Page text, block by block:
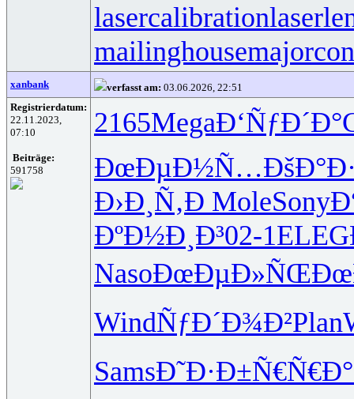
lasercalibration
mailinghouse
xanbank verfasst am: 03.06.2026, 22:51
Registrierdatum:
22.11.2023,
07:10
Beiträge:
591758
2165MegaÐ‘ÑƒÐ´Ð°
ÐœÐµÐ½Ñ…
Ð›Ð¸Ñ‚Ð MoleSony
ÐºÐ½Ð¸Ð³02-1ELEG
NasoÐœÐµÐ»ÑŒ
WindÑƒÐ´Ð¾Ð²Plan
SamsÐ˜Ð·Ð±Ñ€